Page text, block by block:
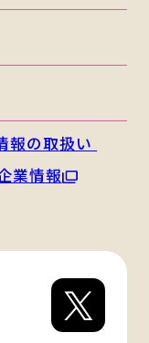
報の取扱い
業情報